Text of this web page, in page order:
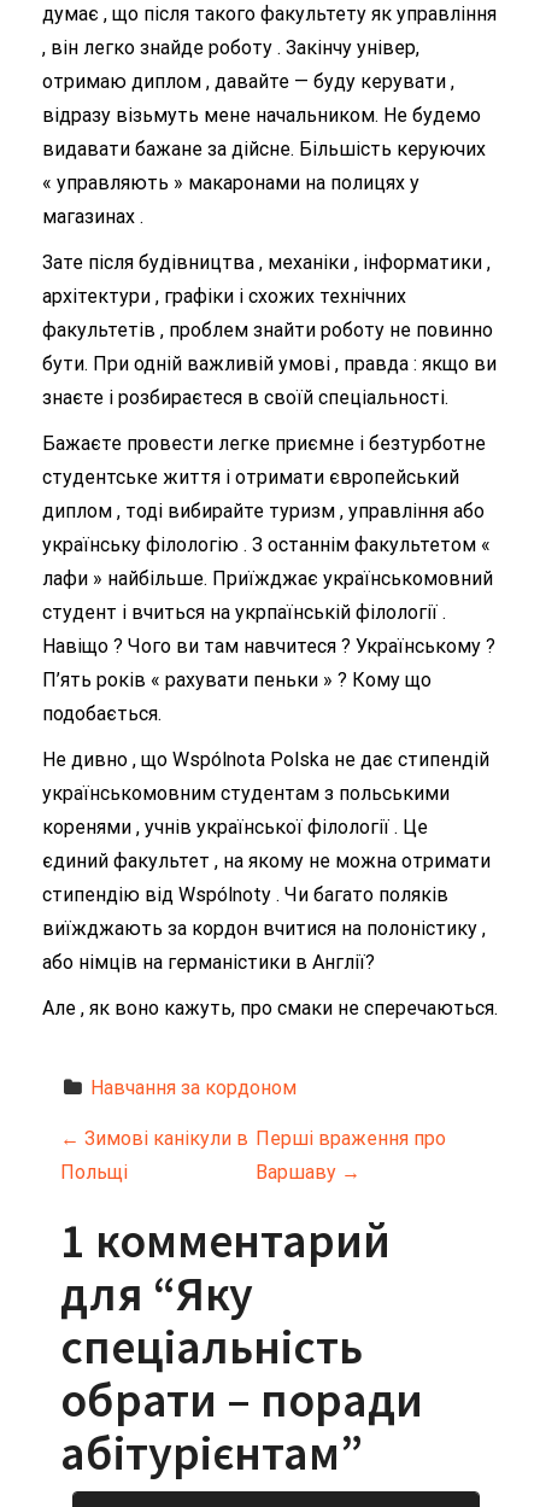
думає , що після такого факультету як управління
, він легко знайде роботу . Закінчу універ,
отримаю диплом , давайте — буду керувати ,
відразу візьмуть мене начальником. Не будемо
видавати бажане за дійсне. Більшість керуючих
« управляють » макаронами на полицях у
магазинах .
Зате після будівництва , механіки , інформатики ,
архітектури , графіки і схожих технічних
факультетів , проблем знайти роботу не повинно
бути. При одній важливій умові , правда : якщо ви
знаєте і розбираєтеся в своїй спеціальності.
Бажаєте провести легке приємне і безтурботне
студентське життя і отримати європейський
диплом , тоді вибирайте туризм , управління або
українську філологію . З останнім факультетом «
лафи » найбільше. Приїжджає українськомовний
студент і вчиться на укрпаїнській філології .
Навіщо ? Чого ви там навчитеся ? Українському ?
П’ять років « рахувати пеньки » ? Кому що
подобається.
Не дивно , що Wspólnota Polska не дає стипендій
українськомовним студентам з польськими
коренями , учнів української філології . Це
єдиний факультет , на якому не можна отримати
стипендію від Wspólnoty . Чи багато поляків
виїжджають за кордон вчитися на полоністику ,
або німців на германістики в Англії?
Але , як воно кажуть, про смаки не сперечаються.
Hавчання за кордоном
Н
в
и
г
а
ц
← Зимові канікули в
Польщі
Перші враження про
Варшаву →
1 комментарий
для “Яку
спеціальність
обрати – поради
абітурієнтам”